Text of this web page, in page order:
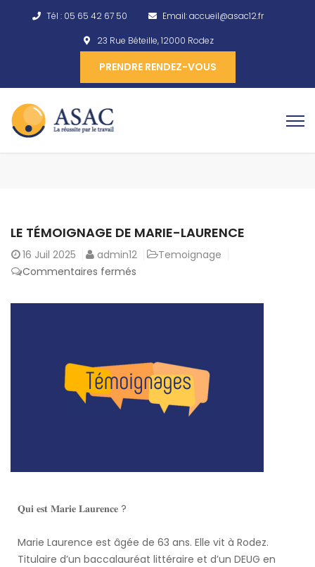
Tél : 05 65 42 67 50 Email:accueil@asac12.fr
23 Rue Béteille, 12000 Rodez
PRENDRE RENDEZ-VOUS
LE TÉMOIGNAGE DE MARIE-LAURENCE
16 Juil 2025 admin12
Temoignage
Commentaires fermés
𝐐𝐮𝐢 𝐞𝐬𝐭 𝐌𝐚𝐫𝐢𝐞 𝐋𝐚𝐮𝐫𝐞𝐧𝐜𝐞 ?
Marie Laurence est âgée de 63 ans. Elle vit à Rodez.
Titulaire d’un baccalauréat littéraire et d’un DEUG en